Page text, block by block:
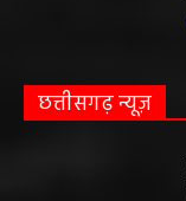
छत्तीसगढ़ न्यूज़